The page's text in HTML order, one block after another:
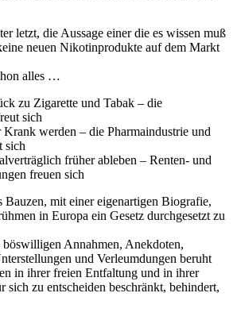
letzt, die Aussage einer die es wissen muß
neuen Nikotinprodukte auf dem Markt
alles …
zu Zigarette und Tabak – die
sich
werden – die Pharmaindustrie und
sich
früher ableben – Renten- und
freuen sich
Bauzen, mit einer eigenartigen Biografie,
in Europa ein Gesetz durchgesetzt zu
böswilligen Annahmen, Anekdoten,
und Verleumdungen beruht
in ihrer freien Entfaltung und in ihrer
sich zu entscheiden beschränkt, behindert,